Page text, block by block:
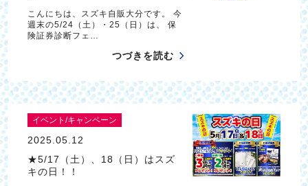
こんにちは、スズキ自販大分です。 今
週末の5/24（土）・25（日）は、 保
険証券診断フェ…
つづきを読む
イベント/キャンペーン
2025.05.12
★5/17（土）、18（日）はスズ
キの日！！